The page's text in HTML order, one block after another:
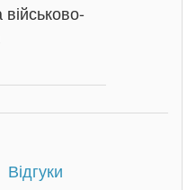
військово-
Відгуки